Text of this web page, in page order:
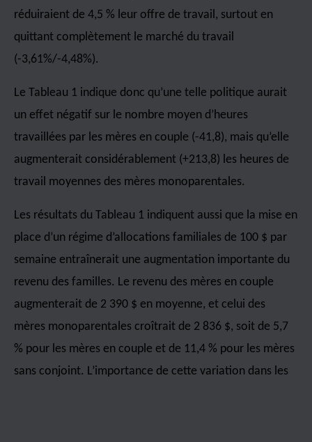
réduiraient de 4,5 % leur offre de travail, surtout en
quittant complètement le marché du travail
(-3,61%/-4,48%).
Le Tableau 1 indique donc qu’une telle politique aurait
un effet négatif sur le nombre moyen d’heures
travaillées par les mères en couple (-41,8), mais qu’elle
augmenterait considérablement (+213,8) les heures de
travail moyennes des mères monoparentales.
Les résultats du Tableau 1 indiquent aussi que la mise en
place d’un régime d’allocations familiales de 100 $ par
semaine entraînerait une augmentation importante du
revenu des familles. Le revenu des mères en couple
augmenterait de 2 390 $ en moyenne, et celui des
mères monoparentales croîtrait de 2 836 $, soit de 5,7
% pour les mères en couple et de 11,4 % pour les mères
sans conjoint. L’importance de cette variation dans les